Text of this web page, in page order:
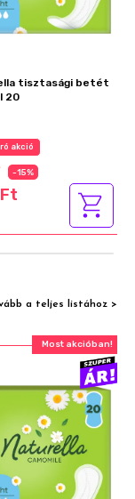
tisztasági betét
20
akció
-15%
a teljes listához >
Most akcióban!